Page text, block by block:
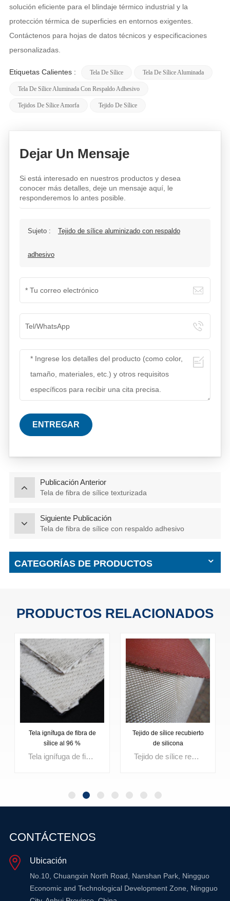
solución eficiente para el blindaje térmico industrial y la
protección térmica de superficies en entornos exigentes.
Contáctenos para hojas de datos técnicos y especificaciones
personalizadas.
Etiquetas Calientes : Tela De Sílice Tela De Sílice Aluminada
Tela De Sílice Aluminada Con Respaldo Adhesivo
Tejidos De Sílice Amorfa Tejido De Sílice
Dejar Un Mensaje
Si está interesado en nuestros productos y desea
conocer más detalles, deje un mensaje aquí, le
responderemos lo antes posible.
Sujeto : Tejido de sílice aluminizado con respaldo
adhesivo
ENTREGAR
Publicación Anterior
Tela de fibra de sílice texturizada
Siguiente Publicación
Tela de fibra de sílice con respaldo adhesivo
CATEGORÍAS DE PRODUCTOS
PRODUCTOS RELACIONADOS
Tejido de sílice recubierto
de silicona
Tejido de sílice recubierto de silicona Es una tela aislante de alta temperatura fabricada con un 96 % de fibra de sílice y un revestimiento duradero de caucho de silicona. Diseñada para entornos con calor extremo y exposición a llamas, esta tela de sílice recubierta de silicona ofrece mayor resistencia a la abrasión, protección contra el agua y mayor durabilidad contra salpicaduras de material fundido en comparación con la tela de sílice sin revestimiento. Se utiliza ampliamente para mantas de soldadura, cortinas cortafuegos, chaquetas aislantes removibles y barreras térmicas industriales que requieren un rendimiento confiable resistente al fuego.
MÁS
INFORMACIÓN
Tela de fibra de sílice
recubierta de vermiculita
Tela de fibra de sílice recubierta de vermiculita Es un tejido aislante de alta temperatura fabricado con un 96 % de fibra de sílice y un revestimiento protector de vermiculita. Diseñado para entornos de calor extremo y metal fundido, este tejido ofrece mayor resistencia a las chispas, mayor durabilidad superficial y una estabilidad térmica superior en comparación con el tejido de sílice sin revestimiento. Se utiliza ampliamente para mantas de soldadura, cortinas cortafuegos, barreras de aislamiento de hornos y protección contra salpicaduras de material fundido en aplicaciones industriales exigentes.
CONTÁCTENOS
Ubicación
No.10, Chuangxin North Road, Nanshan Park, Ningguo
Economic and Technological Development Zone, Ningguo